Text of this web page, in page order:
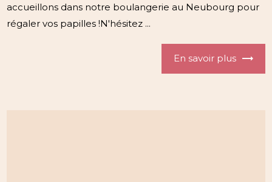
accueillons dans notre boulangerie au Neubourg pour
régaler vos papilles !N'hésitez ...
En savoir plus